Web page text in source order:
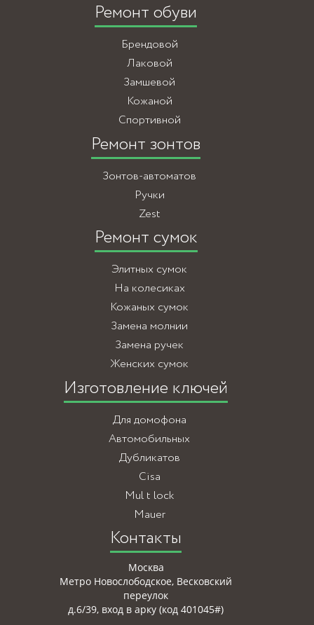
Ремонт обуви
Брендовой
Лаковой
Замшевой
Кожаной
Спортивной
Ремонт зонтов
Зонтов-автоматов
Ручки
Zest
Ремонт сумок
Элитных сумок
На колесиках
Кожаных сумок
Замена молнии
Замена ручек
Женских сумок
Изготовление ключей
Для домофона
Автомобильных
Дубликатов
Cisa
Mul t lock
Mauer
Контакты
Москва
Метро Новослободское, Весковский
переулок
д.6/39, вход в арку (код 401045#)